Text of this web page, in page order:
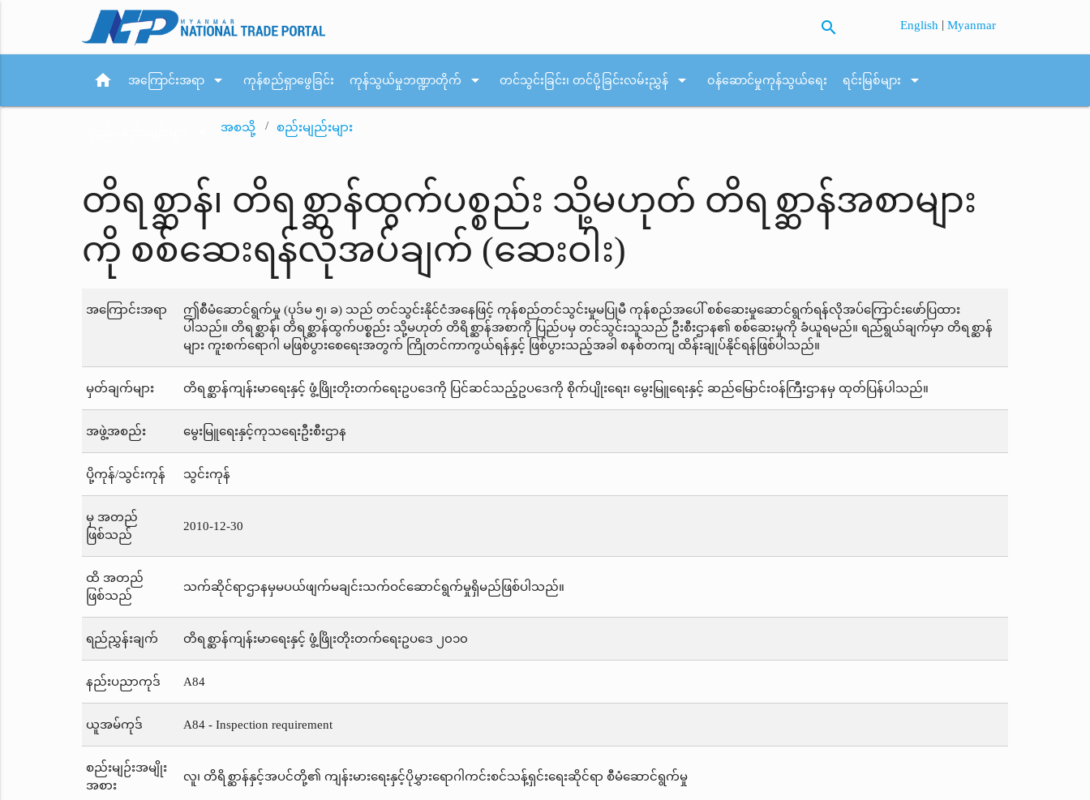
search English |Myanmar
home အကြောင်းအရာ arrow_drop_down ကုန်စည်ရှာဖွေခြင်း ကုန်သွယ်မှုဘဏ္ဍာတိုက် arrow_drop_down တင်သွင်းခြင်း၊ တင်ပို့ခြင်းလမ်းညွှန် arrow_drop_down ဝန်ဆောင်မှုကုန်သွယ်ရေး ရင်းမြစ်များ arrow_drop_down
အစသို့ စည်းမျည်းများ
တိရစ္ဆာန်၊ တိရစ္ဆာန်ထွက်ပစ္စည်း သို့မဟုတ် တိရစ္ဆာန်အစာများ
ကို စစ်ဆေးရန်လိုအပ်ချက် (ဆေးဝါး)
အကြောင်းအရာ
ဤစီမံဆောင်ရွက်မှု (ပုဒ်မ ၅၊ ခ) သည် တင်သွင်းနိုင်ငံအနေဖြင့် ကုန်စည်တင်သွင်းမှုမပြုမီ ကုန်စည်အပေါ် စစ်ဆေးမှုဆောင်ရွက်ရန်လိုအပ်ကြောင်းဖော်ပြထား
ပါသည်။ တိရစ္ဆာန်၊ တိရစ္ဆာန်ထွက်ပစ္စည်း သို့မဟုတ် တိရိစ္ဆာန်အစာကို ပြည်ပမှ တင်သွင်းသူသည် ဦးစီးဌာန၏ စစ်ဆေးမှုကို ခံယူရမည်။ ရည်ရွယ်ချက်မှာ တိရစ္ဆာန်
များ ကူးစက်ရောဂါ မဖြစ်ပွားစေရေးအတွက် ကြိုတင်ကာကွယ်ရန်နှင့် ဖြစ်ပွားသည့်အခါ စနစ်တကျ ထိန်းချုပ်နိုင်ရန်ဖြစ်ပါသည်။
မှတ်ချက်များ တိရစ္ဆာန်ကျန်းမာရေးနှင့် ဖွံ့ဖြိုးတိုးတက်ရေးဥပဒေကို ပြင်ဆင်သည့်ဥပဒေကို စိုက်ပျိုးရေး၊ မွေးမြူရေးနှင့် ဆည်မြောင်းဝန်ကြီးဌာနမှ ထုတ်ပြန်ပါသည်။
အဖွဲ့အစည်း မွေးမြူရေးနှင့်ကုသရေးဦးစီးဌာန
ပို့ကုန်/သွင်းကုန် သွင်းကုန်
မှ အတည်
ဖြစ်သည်
2010-12-30
ထိ အတည်
ဖြစ်သည်
သက်ဆိုင်ရာဌာနမှမပယ်ဖျက်မချင်းသက်ဝင်ဆောင်ရွက်မှုရှိမည်ဖြစ်ပါသည်။
ရည်ညွှန်းချက် တိရစ္ဆာန်ကျန်းမာရေးနှင့် ဖွံ့ဖြိုးတိုးတက်ရေးဥပဒေ ၂၀၁၀
နည်းပညာကုဒ် A84
ယူအမ်ကုဒ် A84 - Inspection requirement
စည်းမျဉ်းအမျိုး
အစား
လူ၊ တိရိစ္ဆာန်နှင့်အပင်တို့၏ ကျန်းမားရေးနှင့်ပိုမွှားရောဂါကင်းစင်သန့်ရှင်းရေးဆိုင်ရာ စီမံဆောင်ရွက်မှု